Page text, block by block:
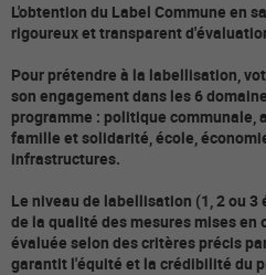
L'obtention du Label Commune en
rigoureux et transparent
Pour prétendre à la labellisation,
son engagement dans les 6
programme : politique communale,
famille et solidarité, école,
infrastructures.
Le niveau de labellisation (1, 2 ou
de la qualité des mesures mises
évaluée selon des critères précis
garantit l'équité et la crédibilité du